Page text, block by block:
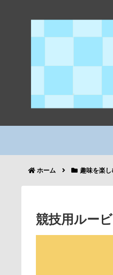
ホーム 趣味を楽し
競技用ルー